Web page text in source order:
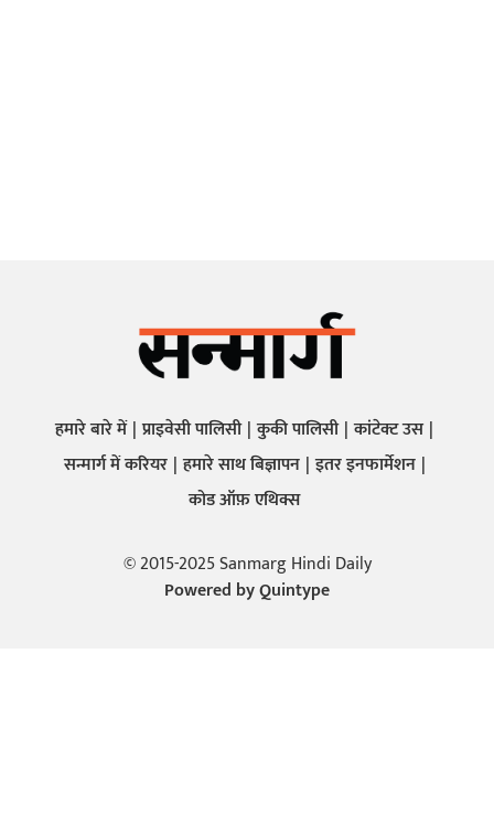
हमारे बारे में प्राइवेसी पालिसी कुकी पालिसी कांटेक्ट उस
सन्मार्ग में करियर हमारे साथ बिज्ञापन इतर इनफार्मेशन
कोड ऑफ़ एथिक्स
© 2015-2025 Sanmarg Hindi Daily
Powered byQuintype